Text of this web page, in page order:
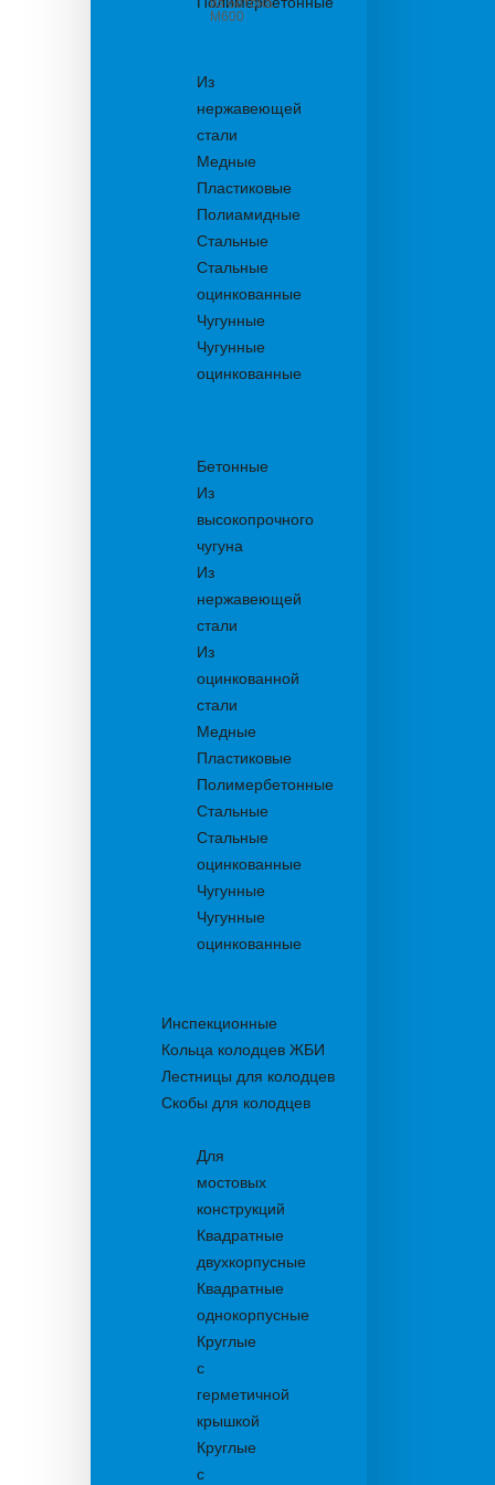
из бетона
М600
Из
нержавеющей
стали
Медные
Пластиковые
Полиамидные
Стальные
Стальные
оцинкованные
Чугунные
Чугунные
оцинкованные
Бетонные
Из
высокопрочного
чугуна
Из
нержавеющей
стали
Из
оцинкованной
стали
Медные
Пластиковые
Полимербетонные
Стальные
Стальные
оцинкованные
Чугунные
Чугунные
оцинкованные
Инспекционные
Кольца колодцев ЖБИ
Лестницы для колодцев
Скобы для колодцев
Для
мостовых
конструкций
Квадратные
двухкорпусные
Квадратные
однокорпусные
Круглые
с
герметичной
крышкой
Круглые
с